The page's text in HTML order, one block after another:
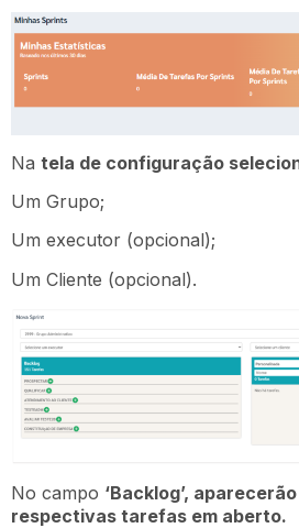
Na tela de configuração
Um Grupo;
Um executor (opcional);
Um Cliente (opcional).
No campo ‘Backlog’,
respectivas tarefas em aberto.